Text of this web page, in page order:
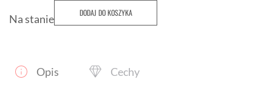
Na stanie DODAJ DO KOSZYKA
Opis Cechy